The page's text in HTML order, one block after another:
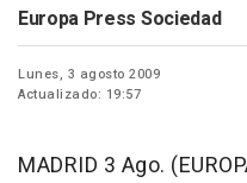
Europa Press Sociedad
Lunes, 3 agosto 2009
Actualizado: 19:57
MADRID 3 Ago.